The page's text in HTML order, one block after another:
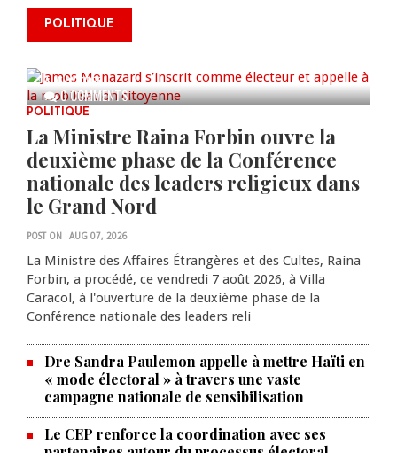
POLITIQUE
0 COMMENTS
James Monazard s’inscrit comme
électeur et appelle à la
AUG 07, 2026
POLITIQUE
La Ministre Raina Forbin ouvre la
deuxième phase de la Conférence
nationale des leaders religieux dans
le Grand Nord
POST ON AUG 07, 2026
La Ministre des Affaires Étrangères et des Cultes, Raina
Forbin, a procédé, ce vendredi 7 août 2026, à Villa
Caracol, à l'ouverture de la deuxième phase de la
Conférence nationale des leaders reli
Dre Sandra Paulemon appelle à mettre Haïti en
« mode électoral » à travers une vaste
campagne nationale de sensibilisation
Le CEP renforce la coordination avec ses